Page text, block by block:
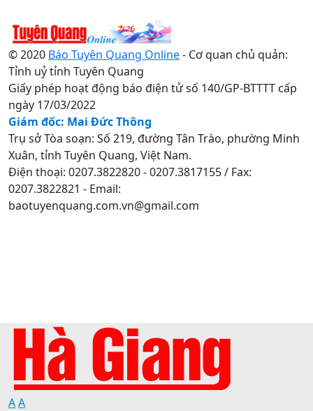
AA
© 2020 Báo Tuyên Quang Online- Cơ quan chủ quản:
Tỉnh uỷ tỉnh Tuyên Quang
Giấy phép hoạt động báo điện tử số 140/GP-BTTTT cấp
ngày 17/03/2022
Giám đốc: Mai Đức Thông
Trụ sở Tòa soạn: Số 219, đường Tân Trào, phường Minh
Xuân, tỉnh Tuyên Quang, Việt Nam.
Điện thoại: 0207.3822820 - 0207.3817155 / Fax:
0207.3822821 - Email:
baotuyenquang.com.vn@gmail.com